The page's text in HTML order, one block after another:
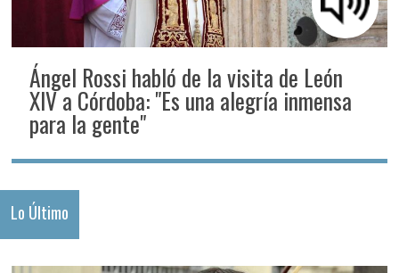
Ángel Rossi habló de la visita de León
XIV a Córdoba: "Es una alegría inmensa
para la gente"
Lo Último